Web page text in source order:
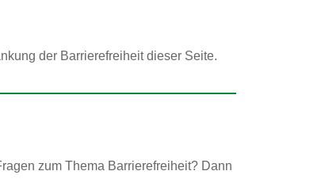
der Barrierefreiheit dieser Seite.
zum Thema Barrierefreiheit? Dann